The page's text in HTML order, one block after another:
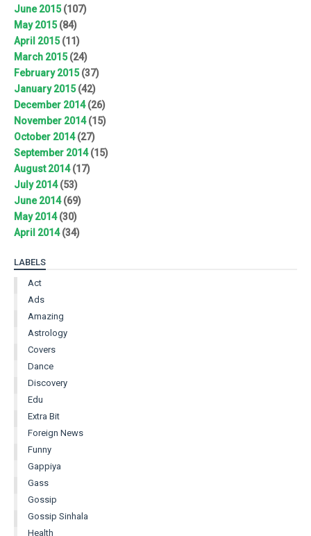
June 2015(107)
May 2015(84)
April 2015(11)
March 2015(24)
February 2015(37)
January 2015(42)
December 2014(26)
November 2014(15)
October 2014(27)
September 2014(15)
August 2014(17)
July 2014(53)
June 2014(69)
May 2014(30)
April 2014(34)
LABELS
Act
Ads
Amazing
Astrology
Covers
Dance
Discovery
Edu
Extra Bit
Foreign News
Funny
Gappiya
Gass
Gossip
Gossip Sinhala
Health